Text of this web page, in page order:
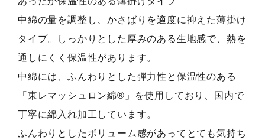
中綿の量を調整し、かさばりを適度に抑えた薄掛け
タイプ。しっかりとした厚みのある生地感で、熱を
通しにくく保温性があります。
中綿には、ふんわりとした弾力性と保温性のある
「東レマッシュロン綿®︎」を使用しており、国内で
丁寧に綿入れ加工しています。
ふんわりとしたボリューム感があってとても気持ち